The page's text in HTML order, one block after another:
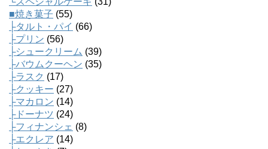
■焼き菓子 (55)
├タルト・パイ (66)
├プリン (56)
├シュークリーム (39)
├バウムクーヘン (35)
├ラスク (17)
├クッキー (27)
├マカロン (14)
├ドーナツ (24)
├フィナンシェ (8)
├エクレア (14)